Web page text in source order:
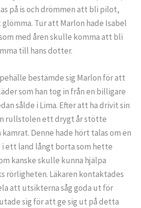
på is och drömmen att bli pilot,
Tur att Marlon hade Isabel
med åren skulle komma att bli
till hans dotter.
bestämde sig Marlon för att
som han tog in från en billigare
sålde i Lima. Efter att ha drivit sin
rullstolen ett drygt år stötte
Denne hade hört talas om en
ett land långt borta som hette
kanske skulle kunna hjälpa
rörligheten. Läkaren kontaktades
att utsikterna såg goda ut för
sig för att ge sig ut på detta